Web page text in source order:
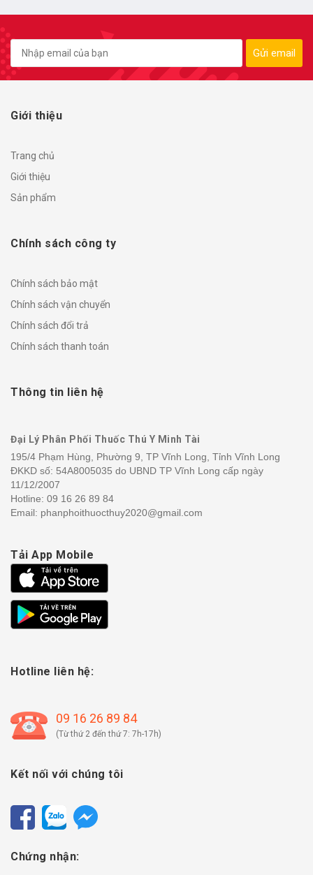
Gửi email
Giới thiệu
Trang chủ
Giới thiệu
Sản phẩm
Chính sách công ty
Chính sách bảo mật
Chính sách vận chuyển
Chính sách đổi trả
Chính sách thanh toán
Thông tin liên hệ
Đại Lý Phân Phối Thuốc Thú Y Minh Tài
195/4 Phạm Hùng, Phường 9, TP Vĩnh Long, Tỉnh Vĩnh Long
ĐKKD số: 54A8005035 do UBND TP Vĩnh Long cấp ngày
11/12/2007
Hotline: 09 16 26 89 84
Email: phanphoithuocthuy2020@gmail.com
Tải App Mobile
Hotline liên hệ:
09 16 26 89 84
(Từ thứ 2 đến thứ 7: 7h-17h)
Kết nối với chúng tôi
Chứng nhận: